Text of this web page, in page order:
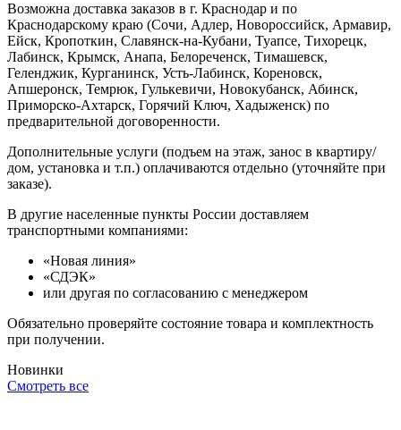
Возможна доставка заказов в г. Краснодар и по
Краснодарскому краю (Сочи, Адлер, Новороссийск, Армавир,
Ейск, Кропоткин, Славянск-на-Кубани, Туапсе, Тихорецк,
Лабинск, Крымск, Анапа, Белореченск, Тимашевск,
Геленджик, Курганинск, Усть-Лабинск, Кореновск,
Апшеронск, Темрюк, Гулькевичи, Новокубанск, Абинск,
Приморско-Ахтарск, Горячий Ключ, Хадыженск) по
предварительной договоренности.
Дополнительные услуги (подъем на этаж, занос в квартиру/
дом, установка и т.п.) оплачиваются отдельно (уточняйте при
заказе).
В другие населенные пункты России доставляем
транспортными компаниями:
«Новая линия»
«СДЭК»
или другая по согласованию с менеджером
Обязательно проверяйте состояние товара и комплектность
при получении.
Новинки
Смотреть все